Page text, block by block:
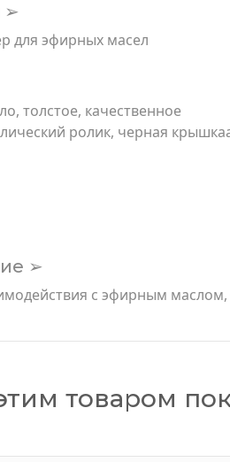
➢
для эфирных масел
толстое, качественное
ролик, черная
➢
с эфирным
товаром